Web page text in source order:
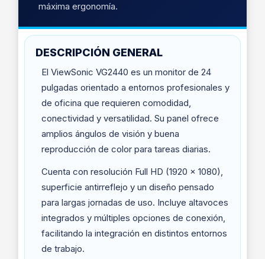
máxima ergonomía.
DESCRIPCIÓN GENERAL
El ViewSonic VG2440 es un monitor de 24
pulgadas orientado a entornos profesionales y
de oficina que requieren comodidad,
conectividad y versatilidad. Su panel ofrece
amplios ángulos de visión y buena
reproducción de color para tareas diarias.
Cuenta con resolución Full HD (1920 x 1080),
superficie antirreflejo y un diseño pensado
para largas jornadas de uso. Incluye altavoces
integrados y múltiples opciones de conexión,
facilitando la integración en distintos entornos
de trabajo.